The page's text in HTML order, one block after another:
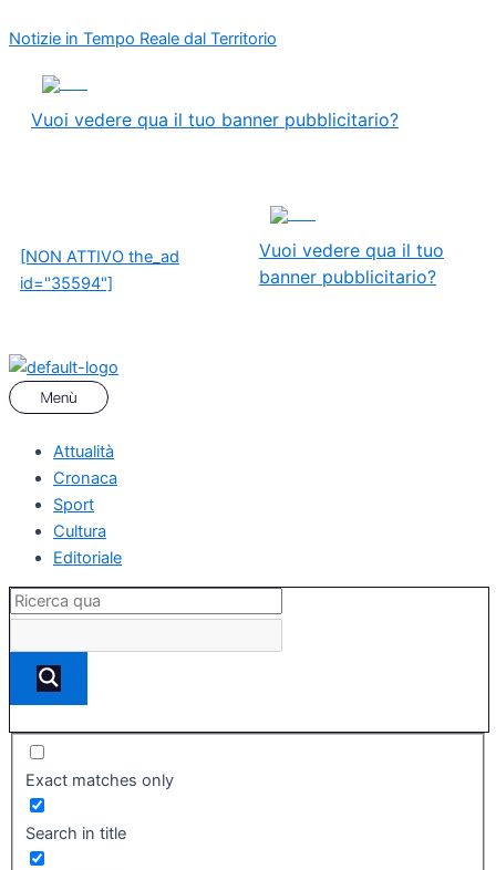
al
Notizie in Tempo Reale dal Territorio
Vuoi vedere qua il tuo banner pubblicitario?
[NON ATTIVO the_ad
id="35594"]
Vuoi vedere qua il tuo
banner pubblicitario?
Attualità
Cronaca
Sport
Cultura
Editoriale
Exact matches only
Search in title
articoli